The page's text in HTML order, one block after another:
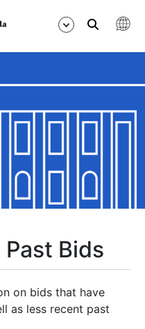
Bids
on bids that have
as less recent past